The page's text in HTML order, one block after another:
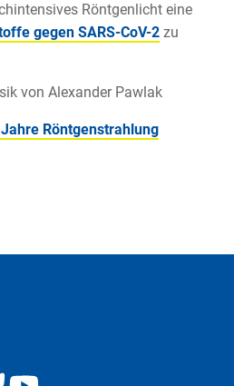
Röntgenlicht eine
gegen SARS-CoV-2 zu
von Alexander Pawlak
Röntgenstrahlung